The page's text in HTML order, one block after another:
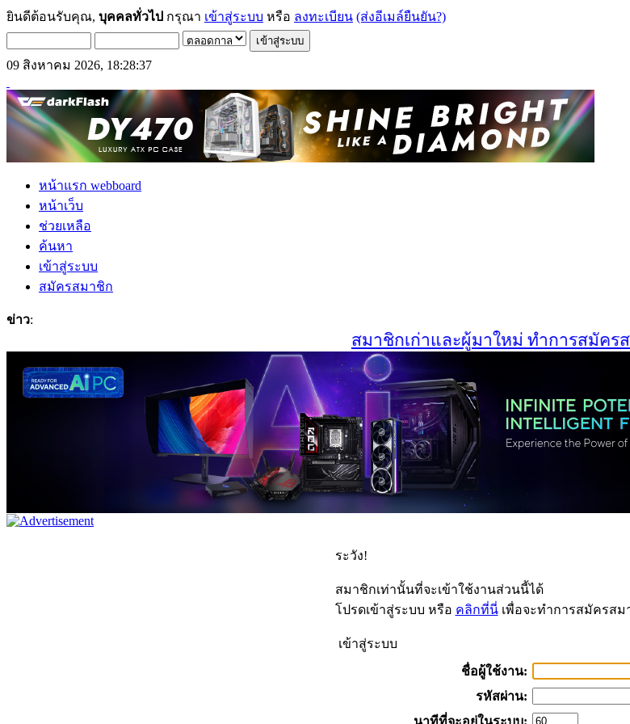
ยินดีต้อนรับคุณ, บุคคลทั่วไป กรุณา เข้าสู่ระบบ หรือ ลงทะเบียน (ส่งอีเมล์ยืนยัน?)
09 สิงหาคม 2026, 18:28:37
หน้าแรก webboard
หน้าเว็บ
ช่วยเหลือ
ค้นหา
เข้าสู่ระบบ
สมัครสมาชิก
ข่าว:
สมาชิกเก่าและผู้มาใหม่ ทำการสมัครส
ระวัง!
สมาชิกเท่านั้นที่จะเข้าใช้งานส่วนนี้ได้
โปรดเข้าสู่ระบบ หรือ คลิกที่นี่เพื่อจะทำการสมัครสมา
เข้าสู่ระบบ
ชื่อผู้ใช้งาน:
รหัสผ่าน:
นาทีที่จะอยู่ในระบบ: